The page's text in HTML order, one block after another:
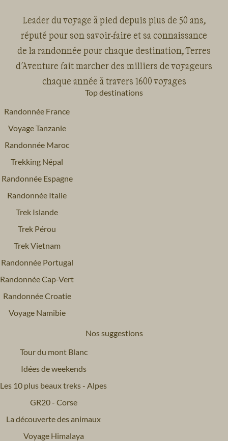
Leader du voyage à pied depuis plus de 50 ans,
réputé pour son savoir-faire et sa connaissance
de la randonnée pour chaque destination, Terres
d'Aventure fait marcher des milliers de voyageurs
chaque année à travers 1600 voyages
Top destinations
Randonnée France
Voyage Tanzanie
Randonnée Maroc
Trekking Népal
Randonnée Espagne
Randonnée Italie
Trek Islande
Trek Pérou
Trek Vietnam
Randonnée Portugal
Randonnée Cap-Vert
Randonnée Croatie
Voyage Namibie
Nos suggestions
Tour du mont Blanc
Idées de weekends
Les 10 plus beaux treks - Alpes
GR20 - Corse
La découverte des animaux
Voyage Himalaya